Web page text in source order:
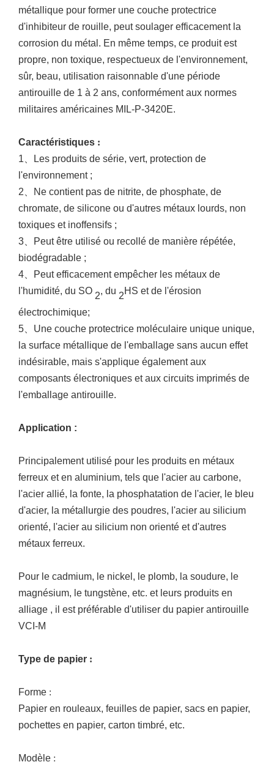
métallique pour former une couche protectrice
d'inhibiteur de rouille, peut soulager efficacement la
corrosion du métal. En même temps, ce produit est
propre, non toxique, respectueux de l'environnement,
sûr, beau, utilisation raisonnable d'une période
antirouille de 1 à 2 ans, conformément aux normes
militaires américaines MIL-P-3420E.
Caractéristiques :
1
Les produits de série, vert, protection de
l'environnement ;
2
Ne contient pas de nitrite, de phosphate, de
chromate, de silicone ou d'autres métaux lourds, non
toxiques et inoffensifs ;
3
Peut être utilisé ou recollé de manière répétée,
biodégradable ;
4
Peut efficacement empêcher les métaux de
l'humidité, du SO 2, du 2HS et de l'érosion
électrochimique;
5
Une couche protectrice moléculaire unique unique,
la surface métallique de l'emballage sans aucun effet
indésirable, mais s'applique également aux
composants électroniques et aux circuits imprimés de
l'emballage antirouille.
Application :
Principalement utilisé pour les produits en métaux
ferreux et en aluminium, tels que l'acier au carbone,
l'acier allié, la fonte, la phosphatation de l'acier, le bleu
d'acier, la métallurgie des poudres, l'acier au silicium
orienté, l'acier au silicium non orienté et d'autres
métaux ferreux.
Pour le cadmium, le nickel, le plomb, la soudure, le
magnésium, le tungstène, etc. et leurs produits en
alliage , il est préférable d'utiliser du papier antirouille
VCI-M
Type de papier :
Forme :
Papier en rouleaux, feuilles de papier, sacs en papier,
pochettes en papier, carton timbré, etc.
Modèle :